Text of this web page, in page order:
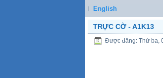
English
TRỰC CỜ - A1K13
Được đăng: Thứ ba,